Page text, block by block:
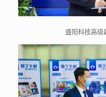
盛阳科技高级